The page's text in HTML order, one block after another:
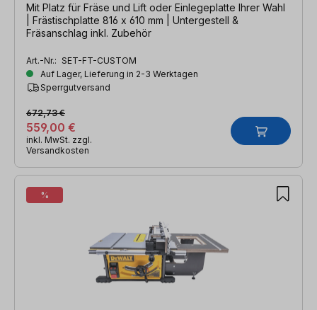
Mit Platz für Fräse und Lift oder Einlegeplatte Ihrer Wahl
| Frästischplatte 816 x 610 mm | Untergestell &
Fräsanschlag inkl. Zubehör
Art.-Nr.: SET-FT-CUSTOM
Auf Lager, Lieferung in 2-3 Werktagen
Sperrgutversand
559,00 €
672,73 €
inkl. MwSt. zzgl.
Versandkosten
%